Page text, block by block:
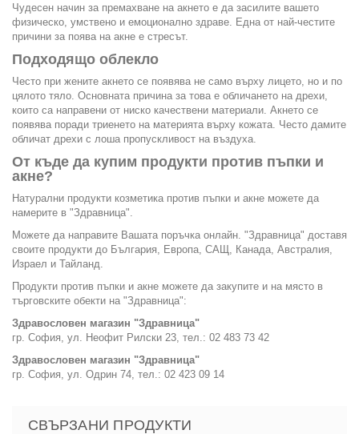
Чудесен начин за премахване на акнето е да засилите вашето
физическо, умствено и емоционално здраве. Една от най-честите
причини за поява на акне е стресът.
Подходящо облекло
Често при жените акнето се появява не само върху лицето, но и по
цялото тяло. Основната причина за това е обличането на дрехи,
които са направени от ниско качествени материали. Акнето се
появява поради триенето на материята върху кожата. Често дамите
обличат дрехи с лоша пропускливост на въздуха.
От къде да купим продукти против пъпки и
акне?
Натурални продукти козметика против пъпки и акне можете да
намерите в "Здравница".
Можете да направите Вашата поръчка онлайн. "Здравница" доставя
своите продукти до България, Европа, САЩ, Канада, Австралия,
Израел и Тайланд.
Продукти против пъпки и акне можете да закупите и на място в
търговските обекти на "Здравница":
Здравословен магазин "Здравница"
гр. София, ул. Неофит Рилски 23, тел.: 02 483 73 42
Здравословен магазин "Здравница"
гр. София, ул. Одрин 74, тел.: 02 423 09 14
СВЪРЗАНИ ПРОДУКТИ